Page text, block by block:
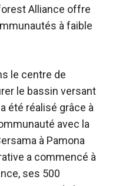
Alliance offre
à faible
le centre de
le bassin versant
été réalisé grâce à
avec la
à Pamona
a commencé à
ses 500